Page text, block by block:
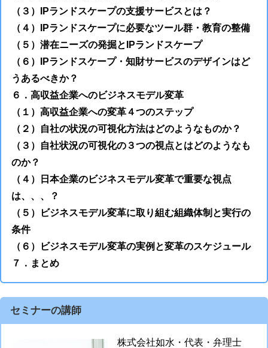
（３）IPランドスケープの支援サービスとは？
（４）IPランドスケープに必要なツール群・教育の整備
（５）潜在ニーズの発掘とIPランドスケープ
（６）IPランドスケープ・知財サービスのデザインはど
うあるべきか？
６．高収益企業へのビジネスモデル変革
（１）高収益企業への変革４つのステップ
（２）自社の状況の可視化方法はどのようなものか？
（３）自社状況の可視化の３つの視点とはどのようなも
のか？
（４）日本企業のビジネスモデル変革で重要な視点
は、、、？
（５）ビジネスモデル変革に取り組む組織体制と実行の
条件
（６）ビジネスモデル変革の実例と変革のスケジュール
７．まとめ
セミナーの講師
株式会社如水・代表・弁理士